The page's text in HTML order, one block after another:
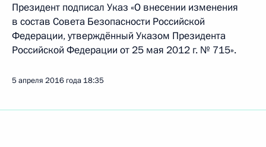
Президент подписал Указ «О внесении изменения
в состав Совета Безопасности Российской
Федерации, утверждённый Указом Президента
Российской Федерации от 25 мая 2012 г. № 715».
5 апреля 2016 года 18:35